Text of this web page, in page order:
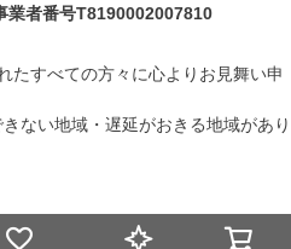
業者番号T8190002007810
たすべての方々に心よりお見舞い申
ない地域・遅延がおきる地域があり